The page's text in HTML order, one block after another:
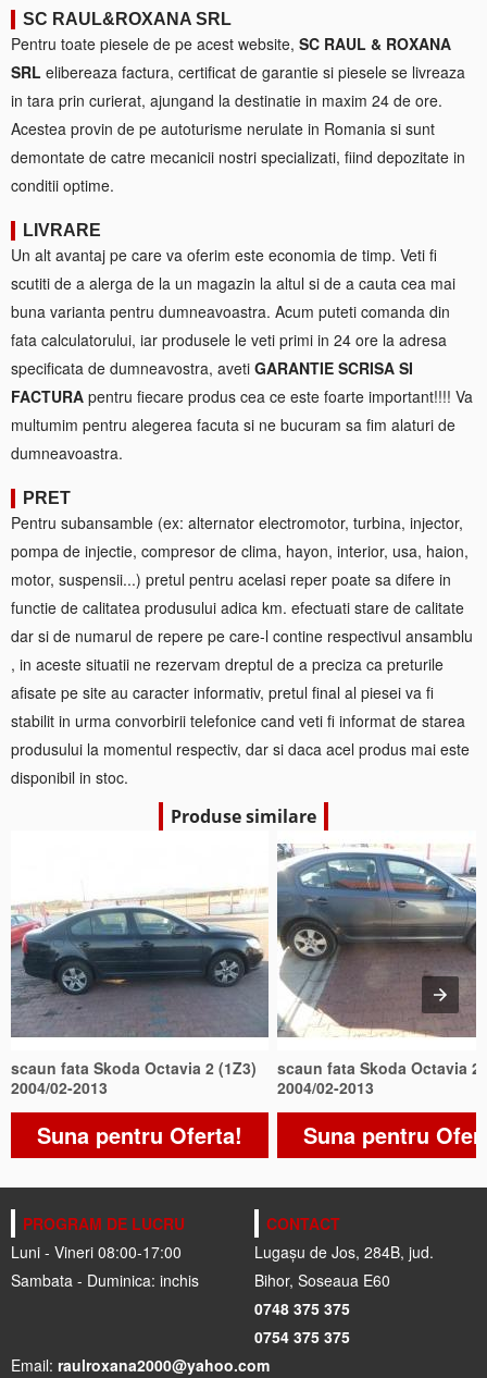
SC RAUL&ROXANA SRL
Pentru toate piesele de pe acest website, SC RAUL & ROXANA
SRL elibereaza factura, certificat de garantie si piesele se livreaza
in tara prin curierat, ajungand la destinatie in maxim 24 de ore.
Acestea provin de pe autoturisme nerulate in Romania si sunt
demontate de catre mecanicii nostri specializati, fiind depozitate in
conditii optime.
LIVRARE
Un alt avantaj pe care va oferim este economia de timp. Veti fi
scutiti de a alerga de la un magazin la altul si de a cauta cea mai
buna varianta pentru dumneavoastra. Acum puteti comanda din
fata calculatorului, iar produsele le veti primi in 24 ore la adresa
specificata de dumneavostra, aveti GARANTIE SCRISA SI
FACTURA pentru fiecare produs cea ce este foarte important!!!! Va
multumim pentru alegerea facuta si ne bucuram sa fim alaturi de
dumneavoastra.
PRET
Pentru subansamble (ex: alternator electromotor, turbina, injector,
pompa de injectie, compresor de clima, hayon, interior, usa, haion,
motor, suspensii...) pretul pentru acelasi reper poate sa difere in
functie de calitatea produsului adica km. efectuati stare de calitate
dar si de numarul de repere pe care-l contine respectivul ansamblu
, in aceste situatii ne rezervam dreptul de a preciza ca preturile
afisate pe site au caracter informativ, pretul final al piesei va fi
stabilit in urma convorbirii telefonice cand veti fi informat de starea
produsului la momentul respectiv, dar si daca acel produs mai este
disponibil in stoc.
Produse similare
scaun fata Skoda Octavia 2 (1Z3)
2004/02-2013
Suna pentru Oferta!
scaun fata Skoda Octavia 2
2004/02-2013
Suna pentru
PROGRAM DE LUCRU
Luni - Vineri 08:00-17:00
Sambata - Duminica: inchis
CONTACT
Lugașu de Jos, 284B, jud.
Bihor, Soseaua E60
0748 375 375
0754 375 375
Email: raulroxana2000@yahoo.com